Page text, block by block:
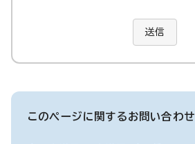
送信
このページに関するお問い合わせ